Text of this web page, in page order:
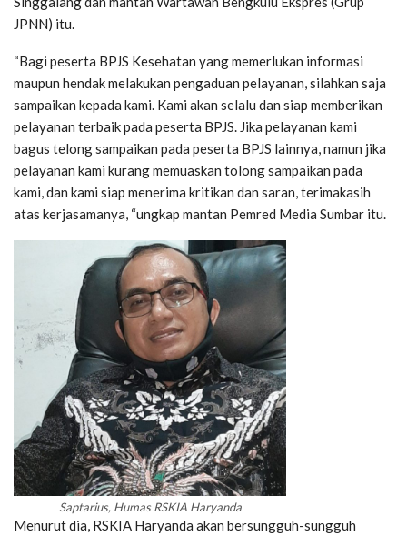
JPNN) itu.
“Bagi peserta BPJS Kesehatan yang memerlukan informasi
maupun hendak melakukan pengaduan pelayanan, silahkan saja
sampaikan kepada kami. Kami akan selalu dan siap memberikan
pelayanan terbaik pada peserta BPJS. Jika pelayanan kami
bagus telong sampaikan pada peserta BPJS lainnya, namun jika
pelayanan kami kurang memuaskan tolong sampaikan pada
kami, dan kami siap menerima kritikan dan saran, terimakasih
atas kerjasamanya, “ungkap mantan Pemred Media Sumbar itu.
Saptarius, Humas RSKIA Haryanda
Menurut dia, RSKIA Haryanda akan bersungguh-sungguh